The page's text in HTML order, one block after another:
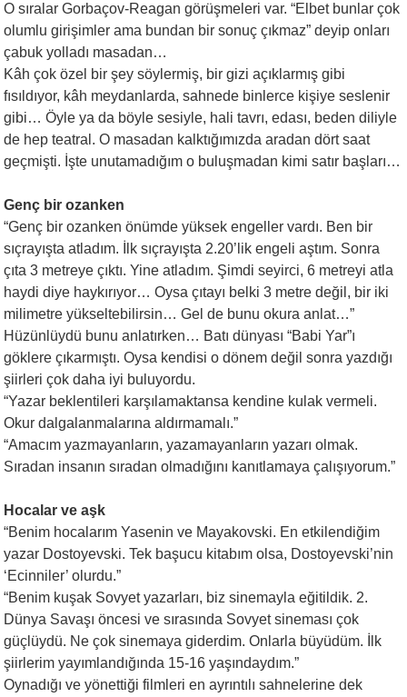
O sıralar Gorbaçov-Reagan görüşmeleri var. “Elbet bunlar çok
olumlu girişimler ama bundan bir sonuç çıkmaz” deyip onları
çabuk yolladı masadan…
Kâh çok özel bir şey söylermiş, bir gizi açıklarmış gibi
fısıldıyor, kâh meydanlarda, sahnede binlerce kişiye seslenir
gibi… Öyle ya da böyle sesiyle, hali tavrı, edası, beden diliyle
de hep teatral. O masadan kalktığımızda aradan dört saat
geçmişti. İşte unutamadığım o buluşmadan kimi satır başları…
Genç bir ozanken
“Genç bir ozanken önümde yüksek engeller vardı. Ben bir
sıçrayışta atladım. İlk sıçrayışta 2.20’lik engeli aştım. Sonra
çıta 3 metreye çıktı. Yine atladım. Şimdi seyirci, 6 metreyi atla
haydi diye haykırıyor… Oysa çıtayı belki 3 metre değil, bir iki
milimetre yükseltebilirsin… Gel de bunu okura anlat…”
Hüzünlüydü bunu anlatırken… Batı dünyası “Babi Yar”ı
göklere çıkarmıştı. Oysa kendisi o dönem değil sonra yazdığı
şiirleri çok daha iyi buluyordu.
“Yazar beklentileri karşılamaktansa kendine kulak vermeli.
Okur dalgalanmalarına aldırmamalı.”
“Amacım yazmayanların, yazamayanların yazarı olmak.
Sıradan insanın sıradan olmadığını kanıtlamaya çalışıyorum.”
Hocalar ve aşk
“Benim hocalarım Yasenin ve Mayakovski. En etkilendiğim
yazar Dostoyevski. Tek başucu kitabım olsa, Dostoyevski’nin
‘Ecinniler’ olurdu.”
“Benim kuşak Sovyet yazarları, biz sinemayla eğitildik. 2.
Dünya Savaşı öncesi ve sırasında Sovyet sineması çok
güçlüydü. Ne çok sinemaya giderdim. Onlarla büyüdüm. İlk
şiirlerim yayımlandığında 15-16 yaşındaydım.”
Oynadığı ve yönettiği filmleri en ayrıntılı sahnelerine dek